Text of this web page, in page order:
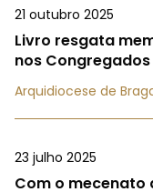
21 outubro 2025
Livro resgata
nos Congregados
Arquidiocese de
23 julho 2025
Com o mecenato